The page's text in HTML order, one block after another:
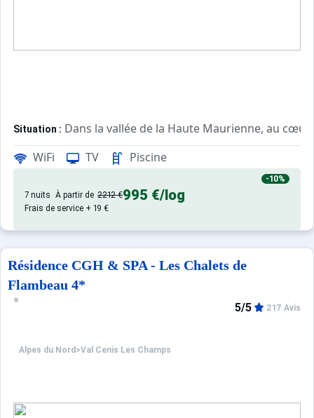
Situation : Dans la vallée de la Haute Maurienne, au
Village Club vacances : Architecture traditionnelle en bois
Animations :Animations pour tous et clubs enfants pour
Restauration :Logement en formule "Pension complète"
WiFi TV Piscine
-10%
7 nuits À partir de 2212 €995 €/log
Frais de service + 19 €
Résidence CGH & SPA - Les Chalets de
Flambeau 4*
Alpes du Nord >Val Cenis Les Champs
5/5 217 Avis